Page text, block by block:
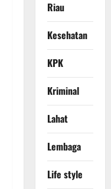
Riau
Kesehatan
KPK
Kriminal
Lahat
Lembaga
Life style